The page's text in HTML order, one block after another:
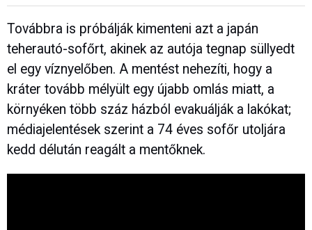
Továbbra is próbálják kimenteni azt a japán
teherautó-sofőrt, akinek az autója tegnap süllyedt
el egy víznyelőben. A mentést nehezíti, hogy a
kráter tovább mélyült egy újabb omlás miatt, a
környéken több száz házból evakuálják a lakókat;
médiajelentések szerint a 74 éves sofőr utoljára
kedd délután reagált a mentőknek.